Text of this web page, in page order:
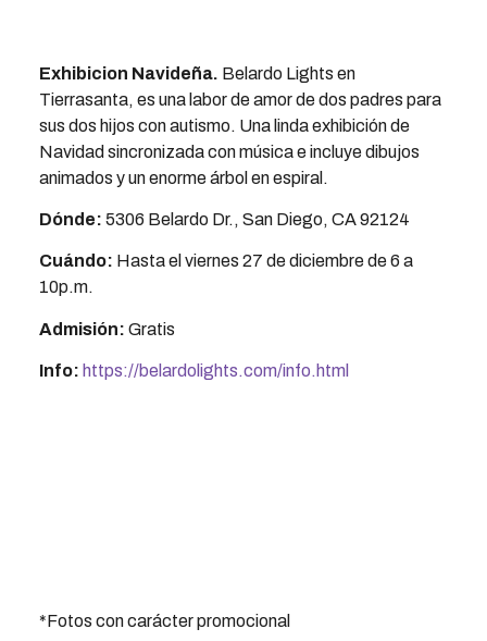
Exhibicion Navideña. Belardo Lights en
Tierrasanta, es una labor de amor de dos padres para
sus dos hijos con autismo. Una linda exhibición de
Navidad sincronizada con música e incluye dibujos
animados y un enorme árbol en espiral.
Dónde: 5306 Belardo Dr., San Diego, CA 92124
Cuándo: Hasta el viernes 27 de diciembre de 6 a
10p.m.
Admisión: Gratis
Info: https://belardolights.com/info.html
*Fotos con carácter promocional